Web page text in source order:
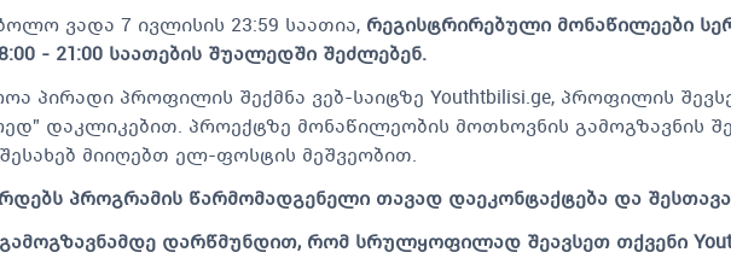
ვადა 7 ივლისის 23:59 საათია, რეგისტრირებული მონაწილეები
- 21:00 საათების შუალედში შეძლებენ.
პირადი პროფილის შექმნა ვებ-საიტზე Youthtbilisi.ge, პროფილის
დაკლიკებით. პროექტზე მონაწილეობის მოთხოვნის გამოგზავნის
მიიღებთ ელ-ფოსტის მეშვეობით.
პროგრამის წარმომადგენელი თავად დაეკონტაქტება და
დარწმუნდით, რომ სრულყოფილად შეავსეთ თქვენი